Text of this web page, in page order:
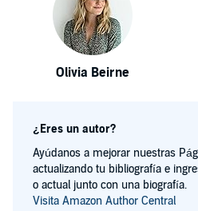
Olivia Beirne
¿Eres un autor?
Ayúdanos a mejorar nuestras
actualizando tu bibliografía e
o actual junto con una biografía.
Visita Amazon Author Central